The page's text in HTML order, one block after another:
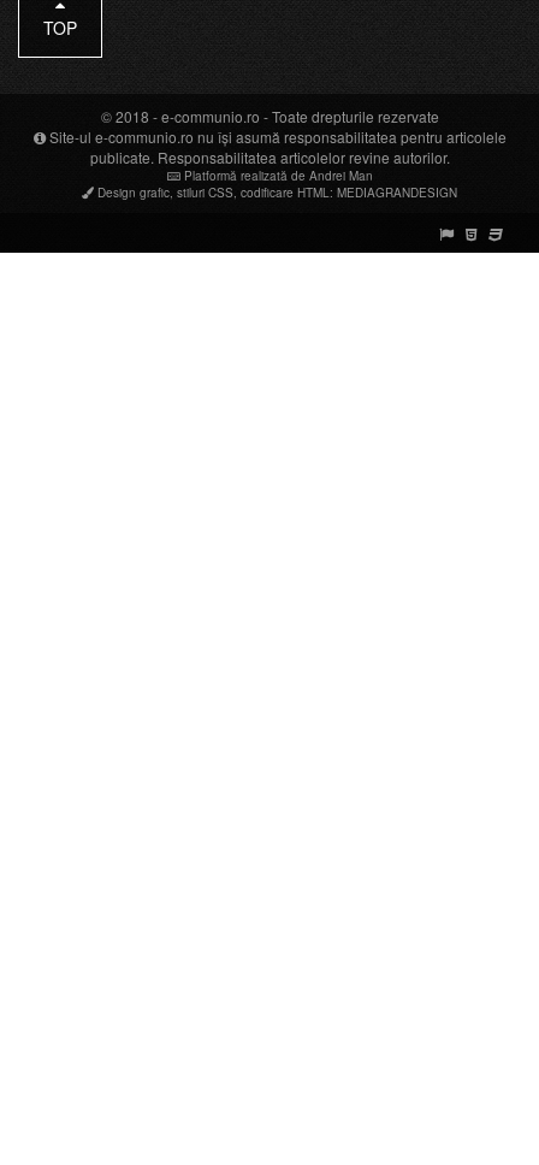
TOP
© 2018 -e-communio.ro - Toate drepturile rezervate
Site-ul e-communio.ro nu își asumă responsabilitatea pentru articolele
publicate. Responsabilitatea articolelor revine autorilor.
Platformă realizată de Andrei Man
Design grafic, stiluri CSS, codificare HTML: MEDIAGRANDESIGN